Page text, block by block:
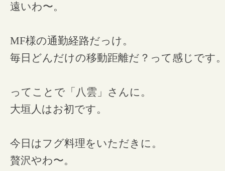
遠いわ〜。
MF様の通勤経路だっけ。
毎日どんだけの移動距離だ？って感じです
ってことで「八雲」さんに。
大垣人はお初です。
今日はフグ料理をいただきに。
贅沢やわ〜。